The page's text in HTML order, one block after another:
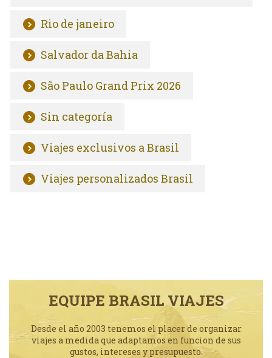
Rio de janeiro
Salvador da Bahia
São Paulo Grand Prix 2026
Sin categoría
Viajes exclusivos a Brasil
Viajes personalizados Brasil
EQUIPE BRASIL VIAJES
Desde el año 2003 tenemos el placer de organizar
viajes a medida que adaptamos en funcion de sus
gustos, intereses y presupuesto.